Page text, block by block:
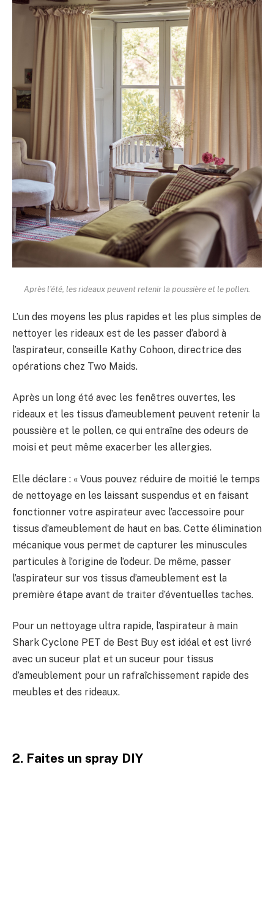
Après l’été, les rideaux peuvent retenir la poussière et le pollen.
L’un des moyens les plus rapides et les plus simples de
nettoyer les rideaux est de les passer d’abord à
l’aspirateur, conseille Kathy Cohoon, directrice des
opérations chez Two Maids.
Après un long été avec les fenêtres ouvertes, les
rideaux et les tissus d’ameublement peuvent retenir la
poussière et le pollen, ce qui entraîne des odeurs de
moisi et peut même exacerber les allergies.
Elle déclare : « Vous pouvez réduire de moitié le temps
de nettoyage en les laissant suspendus et en faisant
fonctionner votre aspirateur avec l’accessoire pour
tissus d’ameublement de haut en bas. Cette élimination
mécanique vous permet de capturer les minuscules
particules à l’origine de l’odeur. De même, passer
l’aspirateur sur vos tissus d’ameublement est la
première étape avant de traiter d’éventuelles taches.
Pour un nettoyage ultra rapide, l’aspirateur à main
Shark Cyclone PET de Best Buy est idéal et est livré
avec un suceur plat et un suceur pour tissus
d’ameublement pour un rafraîchissement rapide des
meubles et des rideaux.
2. Faites un spray DIY